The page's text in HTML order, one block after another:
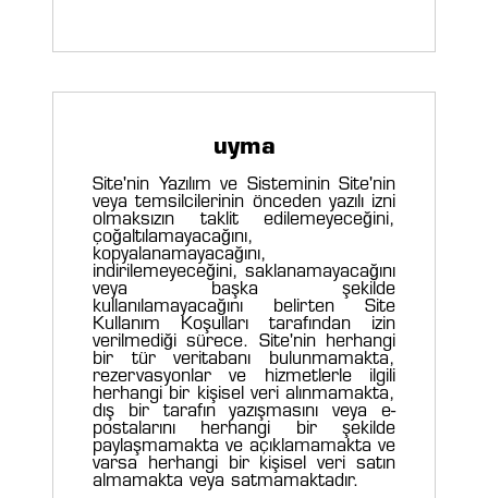
uyma
Site'nin Yazılım ve Sisteminin Site'nin
veya temsilcilerinin önceden yazılı izni
olmaksızın taklit edilemeyeceğini,
çoğaltılamayacağını,
kopyalanamayacağını,
indirilemeyeceğini, saklanamayacağını
veya başka şekilde
kullanılamayacağını belirten Site
Kullanım Koşulları tarafından izin
verilmediği sürece. Site'nin herhangi
bir tür veritabanı bulunmamakta,
rezervasyonlar ve hizmetlerle ilgili
herhangi bir kişisel veri alınmamakta,
dış bir tarafın yazışmasını veya e-
postalarını herhangi bir şekilde
paylaşmamakta ve açıklamamakta ve
varsa herhangi bir kişisel veri satın
almamakta veya satmamaktadır.